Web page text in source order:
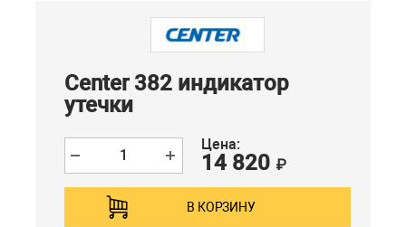
Center 382 индикатор
утечки
Цена:
14 820 ₽
В КОРЗИНУ